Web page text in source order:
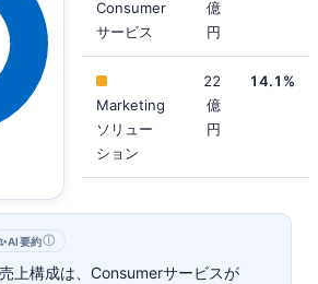
Consumer
サービス
億
円
Marketing
ソリュー
ション
22
億
円
14.1%
AI要約ⓘ
上構成は、Consumerサービスが